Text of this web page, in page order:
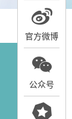
官方微博
公众号